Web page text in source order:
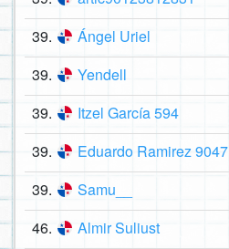
39. Ángel Uriel
39. Yendell
39. Itzel García 594
39. Eduardo Ramirez 9047
39. Samu__
46. Almir Suliust